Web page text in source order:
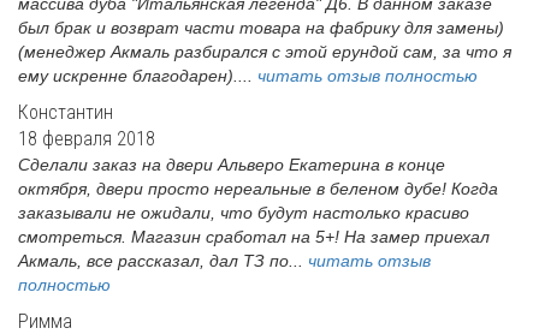
был брак и возврат части товара на фабрику для замены)
(менеджер Акмаль разбирался с этой ерундой сам, за что я
ему искренне благодарен).... читать отзыв полностью
Константин
18 февраля 2018
Сделали заказ на двери Альверо Екатерина в конце
октября, двери просто нереальные в беленом дубе! Когда
заказывали не ожидали, что будут настолько красиво
смотреться. Магазин сработал на 5+! На замер приехал
Акмаль, все рассказал, дал ТЗ по... читать отзыв
полностью
Римма